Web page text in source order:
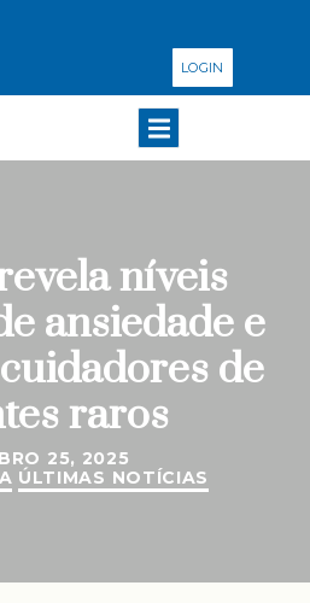
LOGIN
níveis
ansiedade e
de
raros
25, 2025
ÚLTIMAS NOTÍCIAS